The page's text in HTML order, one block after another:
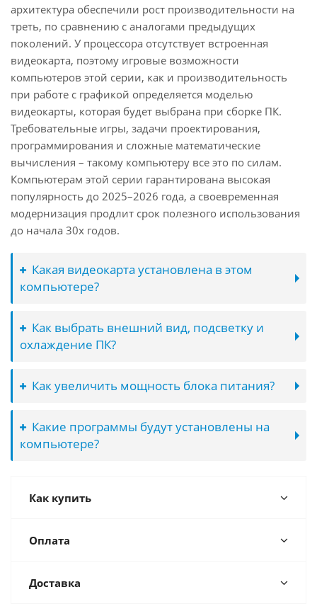
архитектура обеспечили рост производительности на
треть, по сравнению с аналогами предыдущих
поколений. У процессора отсутствует встроенная
видеокарта, поэтому игровые возможности
компьютеров этой серии, как и производительность
при работе с графикой определяется моделью
видеокарты, которая будет выбрана при сборке ПК.
Требовательные игры, задачи проектирования,
программирования и сложные математические
вычисления – такому компьютеру все это по силам.
Компьютерам этой серии гарантирована высокая
популярность до 2025–2026 года, а своевременная
модернизация продлит срок полезного использования
до начала 30х годов.
Какая видеокарта установлена в этом
компьютере?
Как выбрать внешний вид, подсветку и
охлаждение ПК?
Как увеличить мощность блока питания?
Какие программы будут установлены на
компьютере?
Как купить
Оплата
Доставка